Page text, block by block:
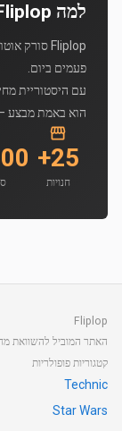
למה Fliplop?
פעמים ביום.
עם היסטוריית
הוא באמת מבצע
25+
חנויות
Fliplop
האתר המוביל להשוואת
קטגוריות פופולריות
Technic
Star Wars